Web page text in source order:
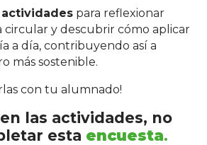
actividades para reflexionar
circular y descubrir cómo aplicar
a día, contribuyendo así a
más sostenible.
con tu alumnado!
las actividades, no
esta encuesta.